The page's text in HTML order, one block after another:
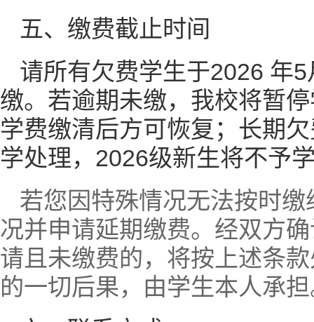
五、缴费截止时间
请所有欠费学生于2026 年
缴。若逾期未缴，我校将暂
学费缴清后方可恢复；长期
学处理，2026级新生将不予
若您因特殊情况无法按时
况并申请延期缴费。经双方
请且未缴费的，将按上述条
的一切后果，由学生本人承